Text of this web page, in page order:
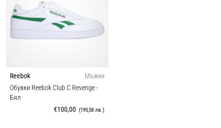
Reebok
Мъжки
Обувки Reebok Club C Revenge-
Бял
€100,00 (195,58 лв.)